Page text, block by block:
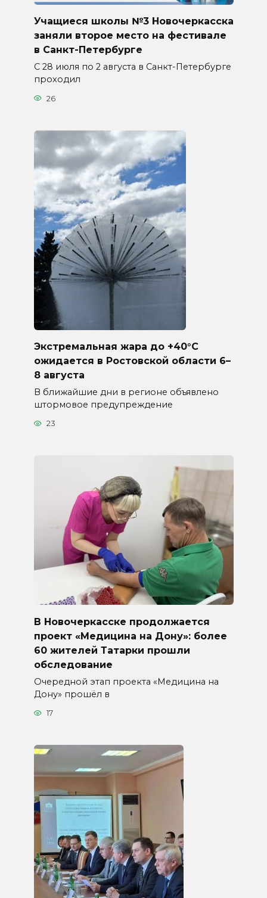
Учащиеся школы №3 Новочеркасска
заняли второе место на фестивале
в Санкт-Петербурге
С 28 июля по 2 августа в Санкт-Петербурге
проходил
26
Экстремальная жара до +40°C
ожидается в Ростовской области 6–
8 августа
В ближайшие дни в регионе объявлено
штормовое предупреждение
23
В Новочеркасске продолжается
проект «Медицина на Дону»: более
60 жителей Татарки прошли
обследование
Очередной этап проекта «Медицина на
Дону» прошёл в
17